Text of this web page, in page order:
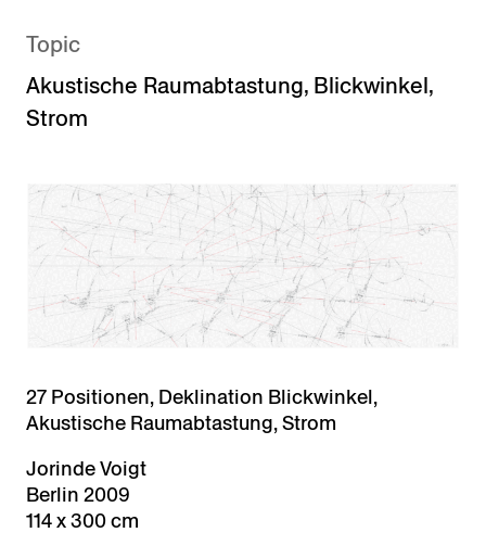
Topic
Akustische Raumabtastung, Blickwinkel,
Strom
27 Positionen, Deklination Blickwinkel,
Akustische Raumabtastung, Strom
Jorinde Voigt
Berlin 2009
114 x 300 cm